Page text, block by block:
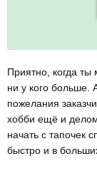
Приятно, когда ты
ни у кого больше.
пожелания
хобби ещё и
начать с тапочек
быстро и в